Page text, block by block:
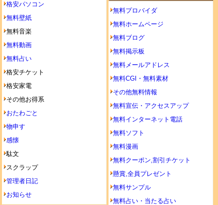
格安パソコン
無料壁紙
無料音楽
無料動画
無料占い
格安チケット
格安家電
その他お得系
おたわごと
物申す
感懐
駄文
スクラップ
管理者日記
お知らせ
無料プロバイダ
無料ホームページ
無料ブログ
無料掲示板
無料メールアドレス
無料CGI・無料素材
その他無料情報
無料宣伝・アクセスアップ
無料インターネット電話
無料ソフト
無料漫画
無料クーポン,割引チケット
懸賞,全員プレゼント
無料サンプル
無料占い・当たる占い